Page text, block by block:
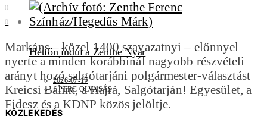
Hétfőn indul a Zenthe Nyár
2026-07-17
1 PERC OLVASÁS
KÖZLEKEDÉS
0
0
Markáns – közel 1400 szavazatnyi – előnnyel
nyerte a minden korábbinál nagyobb részvételi
arányt hozó salgótarjáni polgármester-választást
Kreicsi Bálint, a Hajrá, Salgótarján! Egyesület, a
Fidesz és a KDNP közös jelöltje.